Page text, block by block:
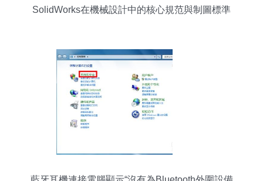
SolidWorks在機械設計中的核心規范與制圖標準